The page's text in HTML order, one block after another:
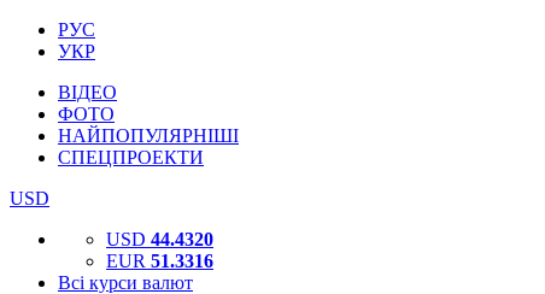
РУС
УКР
ВІДЕО
ФОТО
НАЙПОПУЛЯРНІШІ
СПЕЦПРОЕКТИ
USD
USD 44.4320
EUR 51.3316
Всі курси валют